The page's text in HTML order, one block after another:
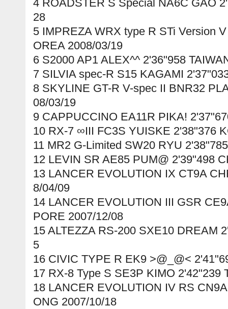
4 ROADSTER S Special NA6C GAO
28
5 IMPREZA WRX type R STi Version
OREA 2008/03/19
6 S2000 AP1 ALEX^^ 2'36"958
7 SILVIA spec-R S15 KAGAMI
8 SKYLINE GT-R V-spec II BNR32
08/03/19
9 CAPPUCCINO EA11R PIKA!
10 RX-7 ∞III FC3S YUISKE 2'38"376
11 MR2 G-Limited SW20 RYU
12 LEVIN SR AE85 PUM@ 2'39"498
13 LANCER EVOLUTION IX CT9A
8/04/09
14 LANCER EVOLUTION III GSR
PORE 2007/12/08
15 ALTEZZA RS-200 SXE10 DREAM
5
16 CIVIC TYPE R EK9 >@_@<
17 RX-8 Type S SE3P KIMO 2'42"239
18 LANCER EVOLUTION IV RS
ONG 2007/10/18